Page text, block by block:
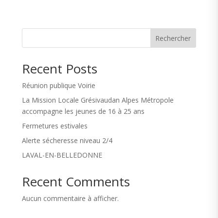
Rechercher
Recent Posts
Réunion publique Voirie
La Mission Locale Grésivaudan Alpes Métropole
accompagne les jeunes de 16 à 25 ans
Fermetures estivales
Alerte sécheresse niveau 2/4
LAVAL-EN-BELLEDONNE
Recent Comments
Aucun commentaire à afficher.